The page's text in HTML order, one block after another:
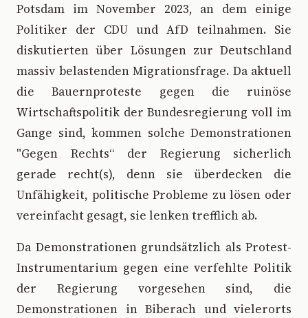
Potsdam im November 2023, an dem einige
Politiker der CDU und AfD teilnahmen. Sie
diskutierten über Lösungen zur Deutschland
massiv belastenden Migrationsfrage. Da aktuell
die Bauernproteste gegen die ruinöse
Wirtschaftspolitik der Bundesregierung voll im
Gange sind, kommen solche Demonstrationen
"Gegen Rechts“ der Regierung sicherlich
gerade recht(s), denn sie überdecken die
Unfähigkeit, politische Probleme zu lösen oder
vereinfacht gesagt, sie lenken trefflich ab.
Da Demonstrationen grundsätzlich als Protest-
Instrumentarium gegen eine verfehlte Politik
der Regierung vorgesehen sind, die
Demonstrationen in Biberach und vielerorts